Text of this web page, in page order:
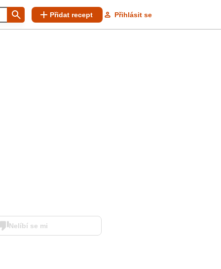
Přidat recept Přihlásit se
Nelíbí se mi